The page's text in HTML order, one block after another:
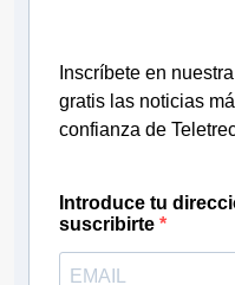
Inscríbete en
gratis las noticias
confianza de
Introduce tu
suscribirte